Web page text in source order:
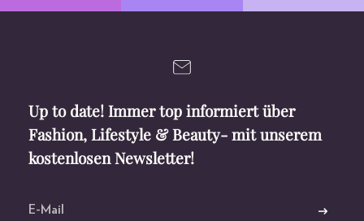
Up to date! Immer top informiert über
Fashion, Lifestyle & Beauty- mit unserem
kostenlosen Newsletter!